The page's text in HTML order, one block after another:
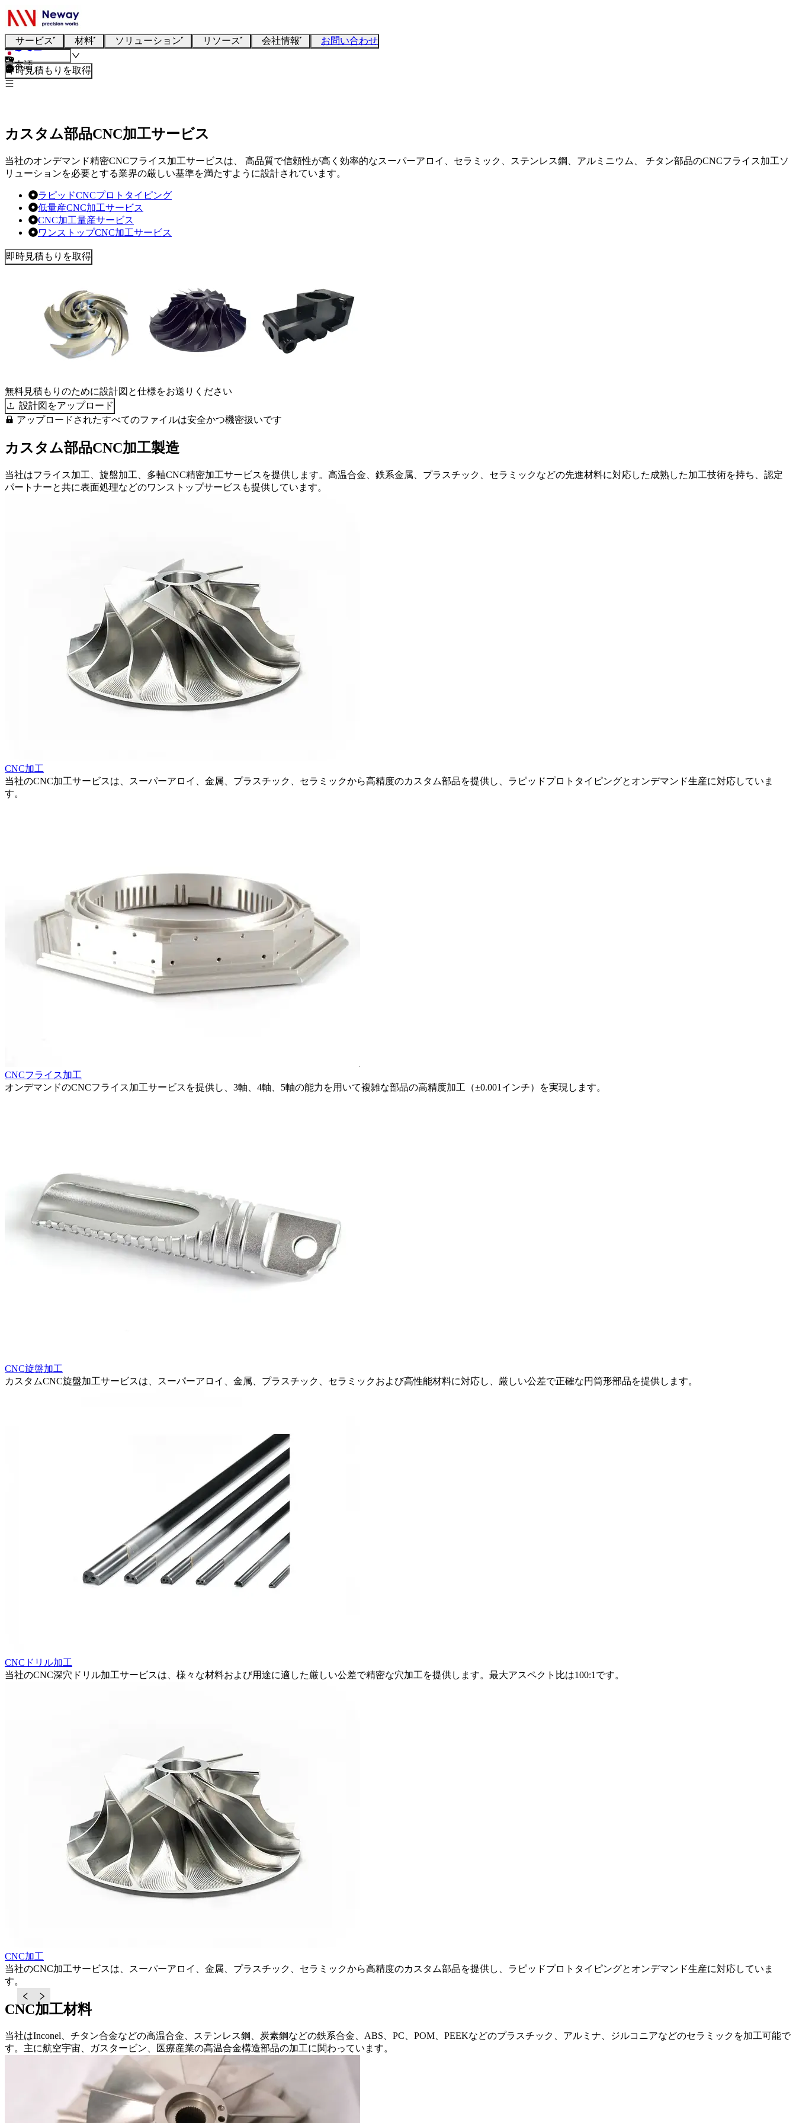
サービス 材料 ソリューション リソース 会社情報 お問い合わせ
日本語
即時見積もりを取得
カスタム部品CNC加工サービス
当社のオンデマンド精密CNCフライス加工サービスは、 高品質で信頼性が高く効率的なスーパーアロイ、セラミック、ステンレス鋼、アルミニウム、 チタン部品のCNCフライス加工ソ
リューションを必要とする業界の厳しい基準を満たすように設計されています。
ラピッドCNCプロトタイピング
低量産CNC加工サービス
CNC加工量産サービス
ワンストップCNC加工サービス
即時見積もりを取得
無料見積もりのために設計図と仕様をお送りください
設計図をアップロード
アップロードされたすべてのファイルは安全かつ機密扱いです
カスタム部品CNC加工製造
当社はフライス加工、旋盤加工、多軸CNC精密加工サービスを提供します。高温合金、鉄系金属、プラスチック、セラミックなどの先進材料に対応した成熟した加工技術を持ち、認定
パートナーと共に表面処理などのワンストップサービスも提供しています。
CNC加工
当社のCNC加工サービスは、スーパーアロイ、金属、プラスチック、セラミックから高精度のカスタム部品を提供し、ラピッドプロトタイピングとオンデマンド生産に対応していま
す。
CNCフライス加工
オンデマンドのCNCフライス加工サービスを提供し、3軸、4軸、5軸の能力を用いて複雑な部品の高精度加工（±0.001インチ）を実現します。
CNC旋盤加工
カスタムCNC旋盤加工サービスは、スーパーアロイ、金属、プラスチック、セラミックおよび高性能材料に対応し、厳しい公差で正確な円筒形部品を提供します。
CNCドリル加工
当社のCNC深穴ドリル加工サービスは、様々な材料および用途に適した厳しい公差で精密な穴加工を提供します。最大アスペクト比は100:1です。
CNC加工
当社のCNC加工サービスは、スーパーアロイ、金属、プラスチック、セラミックから高精度のカスタム部品を提供し、ラピッドプロトタイピングとオンデマンド生産に対応していま
す。
CNC加工材料
当社はInconel、チタン合金などの高温合金、ステンレス鋼、炭素鋼などの鉄系合金、ABS、PC、POM、PEEKなどのプラスチック、アルミナ、ジルコニアなどのセラミックを加工可能で
す。主に航空宇宙、ガスタービン、医療産業の高温合金構造部品の加工に関わっています。